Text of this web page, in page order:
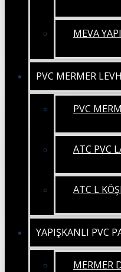
MEVA
PVC MERMER
PVC
ATC PVC
ATC L
YAPIŞKANLI PVC
MERMER